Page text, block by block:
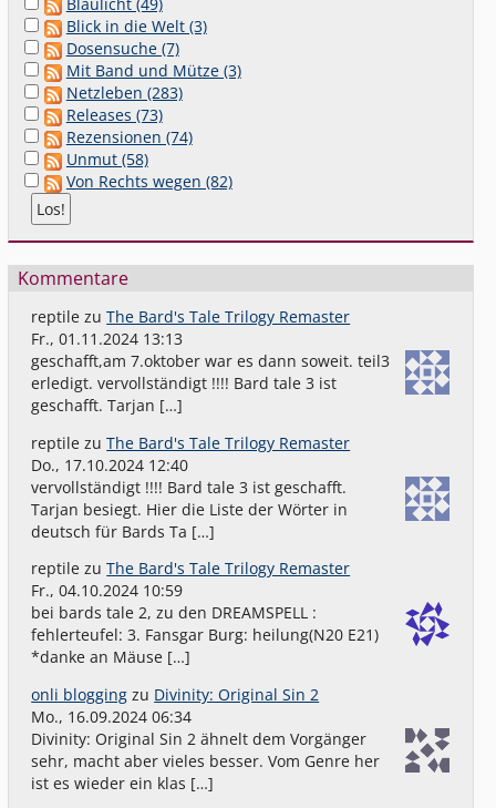
Blick in die Welt (3)
Dosensuche (7)
Mit Band und Mütze (3)
Netzleben (283)
Releases (73)
Rezensionen (74)
Unmut (58)
Von Rechts wegen (82)
Kommentare
reptile zuThe Bard's Tale Trilogy Remaster
Fr., 01.11.2024 13:13
geschafft,am 7.oktober war es dann soweit. teil3
erledigt. vervollständigt !!!! Bard tale 3 ist
geschafft. Tarjan […]
reptile zuThe Bard's Tale Trilogy Remaster
Do., 17.10.2024 12:40
vervollständigt !!!! Bard tale 3 ist geschafft.
Tarjan besiegt. Hier die Liste der Wörter in
deutsch für Bards Ta […]
reptile zuThe Bard's Tale Trilogy Remaster
Fr., 04.10.2024 10:59
bei bards tale 2, zu den DREAMSPELL :
fehlerteufel: 3. Fansgar Burg: heilung(N20 E21)
*danke an Mäuse […]
onli blogging zu Divinity: Original Sin 2
Mo., 16.09.2024 06:34
Divinity: Original Sin 2 ähnelt dem Vorgänger
sehr, macht aber vieles besser. Vom Genre her
ist es wieder ein klas […]